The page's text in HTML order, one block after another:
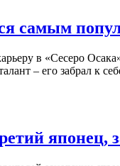
самым
в «Сесеро
– его забрал к